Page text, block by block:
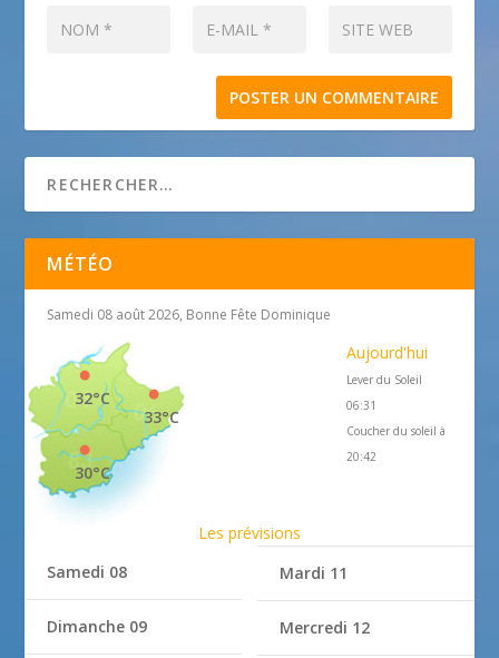
MÉTÉO
Samedi 08 août 2026, Bonne Fête Dominique
33°C
32°C
30°C
Aujourd'hui
Lever du Soleil
06:31
Coucher du soleil à
20:42
Les prévisions
Samedi 08
Dimanche 09
Mardi 11
Mercredi 12